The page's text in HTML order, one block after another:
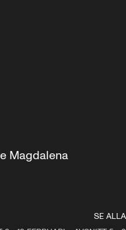
Magdalena
SE ALLA